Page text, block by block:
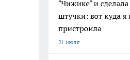
"Чижике" и
штучки: вот куда я
пристроила
21 июля